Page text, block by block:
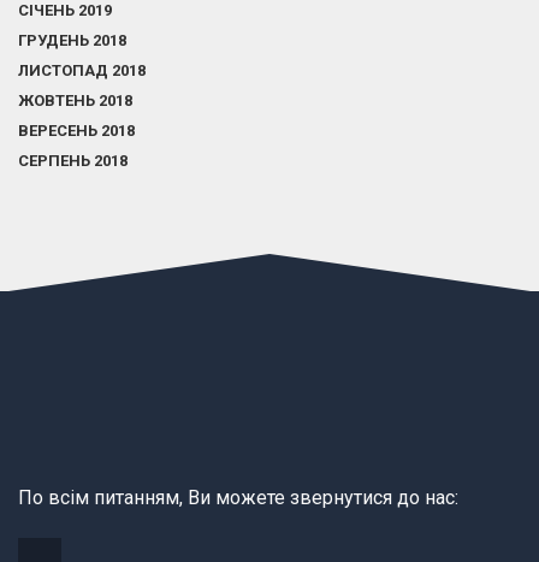
СІЧЕНЬ 2019
ГРУДЕНЬ 2018
ЛИСТОПАД 2018
ЖОВТЕНЬ 2018
ВЕРЕСЕНЬ 2018
СЕРПЕНЬ 2018
По всім питанням, Ви можете звернутися до нас: